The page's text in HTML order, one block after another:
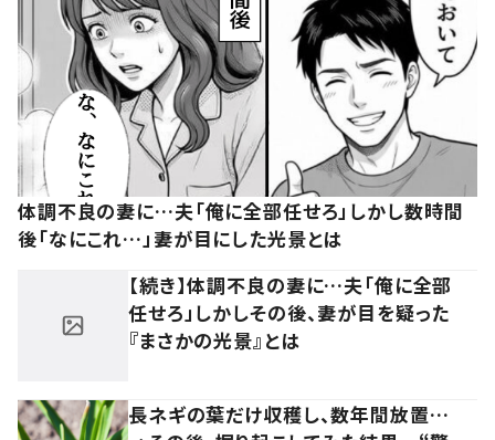
体調不良の妻に…夫「俺に全部任せろ」しかし数時間
後「なにこれ…」妻が目にした光景とは
【続き】体調不良の妻に…夫「俺に全部
任せろ」しかしその後、妻が目を疑った
『まさかの光景』とは
長ネギの葉だけ収穫し、数年間放置…